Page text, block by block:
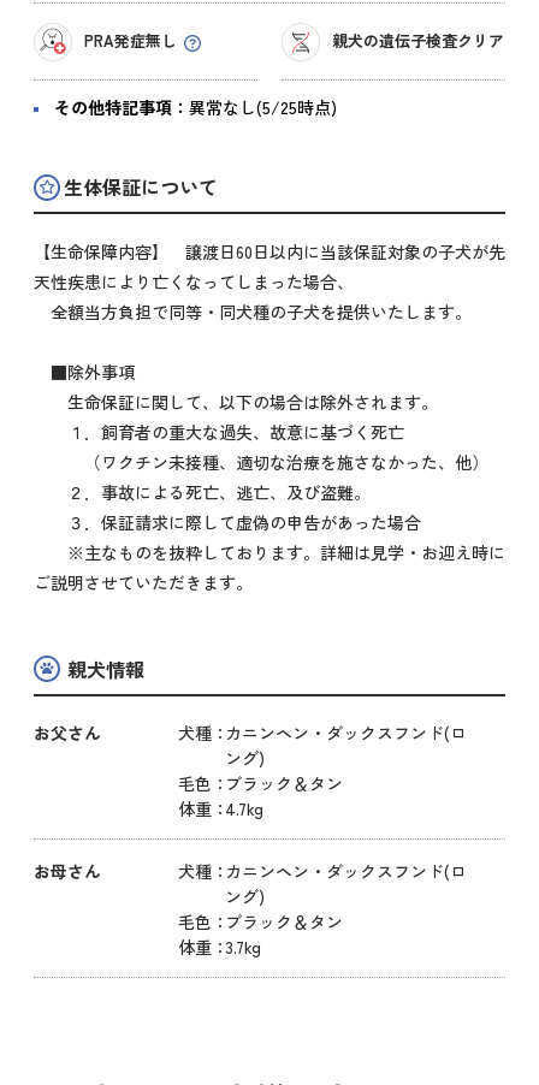
PRA発症無し 親犬の遺伝子検査クリア
その他特記事項： 異常なし(5/25時点)
生体保証について
【生命保障内容】 譲渡日60日以内に当該保証対象の子犬が先
天性疾患により亡くなってしまった場合、
全額当方負担で同等・同犬種の子犬を提供いたします。
■除外事項
生命保証に関して、以下の場合は除外されます。
１．飼育者の重大な過失、故意に基づく死亡
（ワクチン未接種、適切な治療を施さなかった、他）
２．事故による死亡、逃亡、及び盗難。
３．保証請求に際して虚偽の申告があった場合
※主なものを抜粋しております。詳細は見学・お迎え時に
ご説明させていただきます。
親犬情報
お父さん 犬種：カニンヘン・ダックスフンド(ロ
ング)
毛色：ブラック＆タン
体重：4.7kg
お母さん 犬種：カニンヘン・ダックスフンド(ロ
ング)
毛色：ブラック＆タン
体重：3.7kg